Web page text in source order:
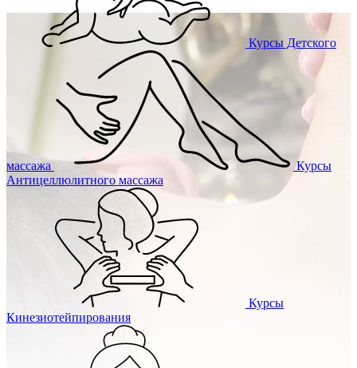
Курсы Детского
массажа
Курсы
Антицеллюлитного массажа
Курсы
Кинезиотейпирования